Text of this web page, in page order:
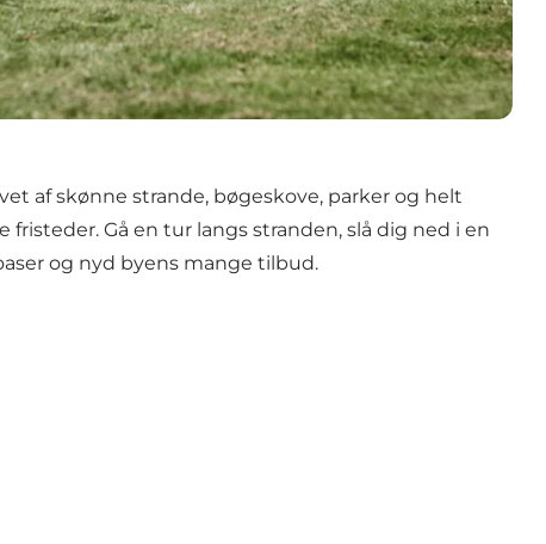
af skønne strande, bøgeskove, parker og helt
fristeder. Gå en tur langs stranden, slå dig ned i en
og nyd byens mange tilbud.